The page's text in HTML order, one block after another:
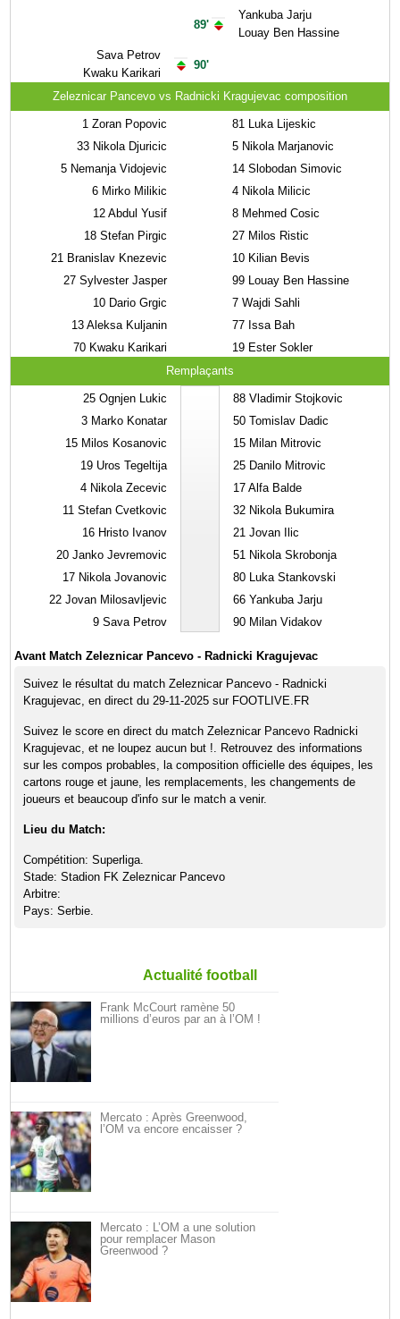
Sava Petrov
Kwaku Karikari
89'
90'
Yankuba Jarju
Louay Ben Hassine
Zeleznicar Pancevo vs Radnicki Kragujevac composition
1 Zoran Popovic
33 Nikola Djuricic
5 Nemanja Vidojevic
6 Mirko Milikic
12 Abdul Yusif
18 Stefan Pirgic
21 Branislav Knezevic
27 Sylvester Jasper
10 Dario Grgic
13 Aleksa Kuljanin
70 Kwaku Karikari
81 Luka Lijeskic
5 Nikola Marjanovic
14 Slobodan Simovic
4 Nikola Milicic
8 Mehmed Cosic
27 Milos Ristic
10 Kilian Bevis
99 Louay Ben Hassine
7 Wajdi Sahli
77 Issa Bah
19 Ester Sokler
Remplaçants
25 Ognjen Lukic
3 Marko Konatar
15 Milos Kosanovic
19 Uros Tegeltija
4 Nikola Zecevic
11 Stefan Cvetkovic
16 Hristo Ivanov
20 Janko Jevremovic
17 Nikola Jovanovic
22 Jovan Milosavljevic
9 Sava Petrov
88 Vladimir Stojkovic
50 Tomislav Dadic
15 Milan Mitrovic
25 Danilo Mitrovic
17 Alfa Balde
32 Nikola Bukumira
21 Jovan Ilic
51 Nikola Skrobonja
80 Luka Stankovski
66 Yankuba Jarju
90 Milan Vidakov
Avant Match Zeleznicar Pancevo - Radnicki Kragujevac
Suivez le résultat du match Zeleznicar Pancevo - Radnicki
Kragujevac, en direct du 29-11-2025 sur FOOTLIVE.FR
Suivez le score en direct du match Zeleznicar Pancevo Radnicki
Kragujevac, et ne loupez aucun but !. Retrouvez des informations
sur les compos probables, la composition officielle des équipes, les
cartons rouge et jaune, les remplacements, les changements de
joueurs et beaucoup d'info sur le match a venir.
Lieu du Match:
Compétition: Superliga.
Stade: Stadion FK Zeleznicar Pancevo
Arbitre:
Pays: Serbie.
Actualité football
Frank McCourt ramène 50
millions d’euros par an à l’OM !
Mercato : Après Greenwood,
l’OM va encore encaisser ?
Mercato : L’OM a une solution
pour remplacer Mason
Greenwood ?